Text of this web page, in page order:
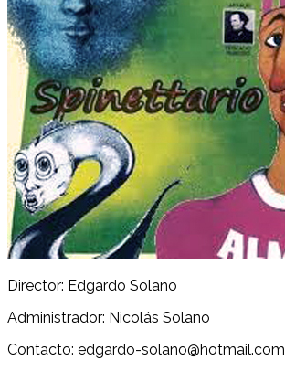
Director: Edgardo Solano
Administrador: Nicolás Solano
Contacto: edgardo-solano@hotmail.com